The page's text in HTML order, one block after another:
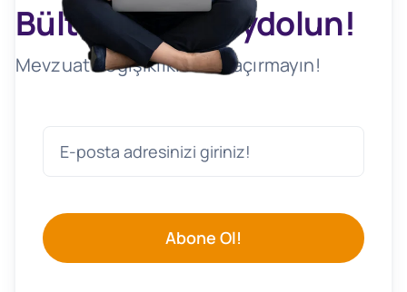
Bültenimize Kaydolun!
Mevzuat Değişikliklerini Kaçırmayın!
Abone Ol!